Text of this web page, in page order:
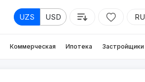
UZS USD RU
Коммерческая Ипотека Застройщики